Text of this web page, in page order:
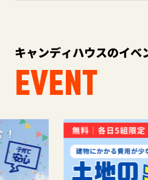
キャンディハウスのイベ
EVENT